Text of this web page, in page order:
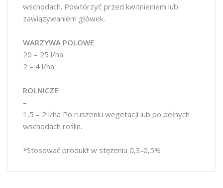
wschodach. Powtórzyć przed kwitnieniem lub
zawiązywaniem główek.
WARZYWA POLOWE
20 – 25 l/ha
2 – 4 l/ha
ROLNICZE
–
1,5 – 2 l/ha Po ruszeniu wegetacji lub po pełnych
wschodach roślin.
*Stosować produkt w stężeniu 0,3-0,5%